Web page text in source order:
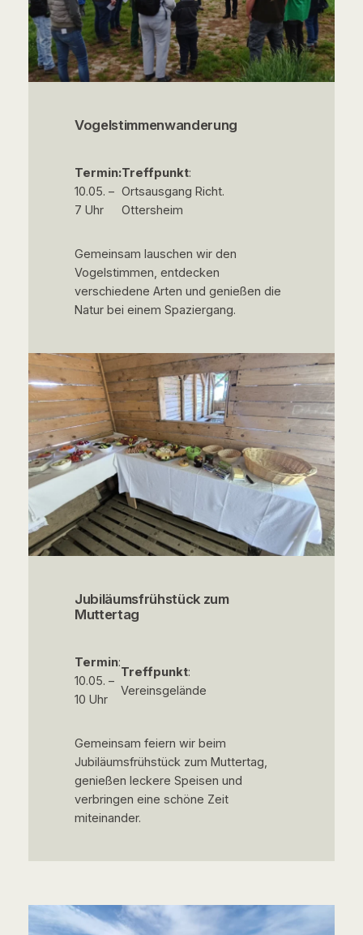
Vogelstimmenwanderung
Termin:
10.05. –
7 Uhr
Treffpunkt:
Ortsausgang Richt.
Ottersheim
Gemeinsam lauschen wir den
Vogelstimmen, entdecken
verschiedene Arten und genießen die
Natur bei einem Spaziergang.
Jubiläumsfrühstück zum
Muttertag
Termin:
10.05. –
10 Uhr
Treffpunkt:
Vereinsgelände
Gemeinsam feiern wir beim
Jubiläumsfrühstück zum Muttertag,
genießen leckere Speisen und
verbringen eine schöne Zeit
miteinander.